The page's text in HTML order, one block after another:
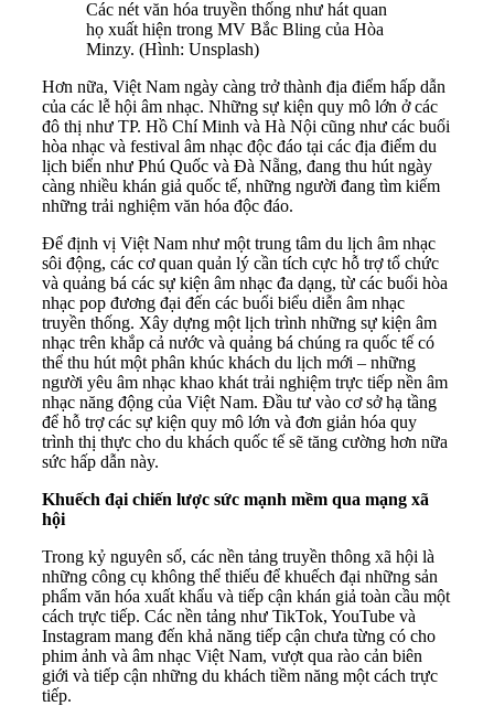
Các nét văn hóa truyền thống như hát quan
họ xuất hiện trong MV Bắc Bling của Hòa
Minzy. (Hình: Unsplash)
Hơn nữa, Việt Nam ngày càng trở thành địa điểm hấp dẫn
của các lễ hội âm nhạc. Những sự kiện quy mô lớn ở các
đô thị như TP. Hồ Chí Minh và Hà Nội cũng như các buổi
hòa nhạc và festival âm nhạc độc đáo tại các địa điểm du
lịch biển như Phú Quốc và Đà Nẵng, đang thu hút ngày
càng nhiều khán giả quốc tế, những người đang tìm kiếm
những trải nghiệm văn hóa độc đáo.
Để định vị Việt Nam như một trung tâm du lịch âm nhạc
sôi động, các cơ quan quản lý cần tích cực hỗ trợ tổ chức
và quảng bá các sự kiện âm nhạc đa dạng, từ các buổi hòa
nhạc pop đương đại đến các buổi biểu diễn âm nhạc
truyền thống. Xây dựng một lịch trình những sự kiện âm
nhạc trên khắp cả nước và quảng bá chúng ra quốc tế có
thể thu hút một phân khúc khách du lịch mới – những
người yêu âm nhạc khao khát trải nghiệm trực tiếp nền âm
nhạc năng động của Việt Nam. Đầu tư vào cơ sở hạ tầng
để hỗ trợ các sự kiện quy mô lớn và đơn giản hóa quy
trình thị thực cho du khách quốc tế sẽ tăng cường hơn nữa
sức hấp dẫn này.
Khuếch đại chiến lược sức mạnh mềm qua mạng xã
hội
Trong kỷ nguyên số, các nền tảng truyền thông xã hội là
những công cụ không thể thiếu để khuếch đại những sản
phẩm văn hóa xuất khẩu và tiếp cận khán giả toàn cầu một
cách trực tiếp. Các nền tảng như TikTok, YouTube và
Instagram mang đến khả năng tiếp cận chưa từng có cho
phim ảnh và âm nhạc Việt Nam, vượt qua rào cản biên
giới và tiếp cận những du khách tiềm năng một cách trực
tiếp.